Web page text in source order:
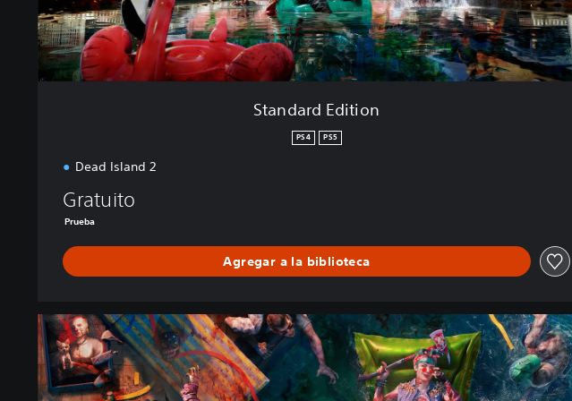
o
n
Standard Edition
PS4 PS5
Dead Island 2
Gratuito
Prueba
Agregar a la biblioteca
U
t
i